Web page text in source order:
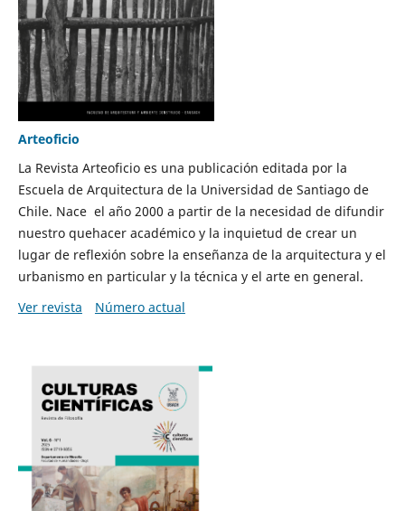
Arteoficio
La Revista Arteoficio es una publicación editada por la
Escuela de Arquitectura de la Universidad de Santiago de
Chile. Nace el año 2000 a partir de la necesidad de difundir
nuestro quehacer académico y la inquietud de crear un
lugar de reflexión sobre la enseñanza de la arquitectura y el
urbanismo en particular y la técnica y el arte en general.
Ver revista
Número actual